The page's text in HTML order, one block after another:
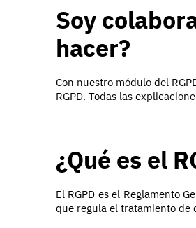
Soy
hacer?
Con nuestro módulo del
RGPD. Todas las
¿Qué es el
El RGPD es el Reglamento
que regula el tratamiento de